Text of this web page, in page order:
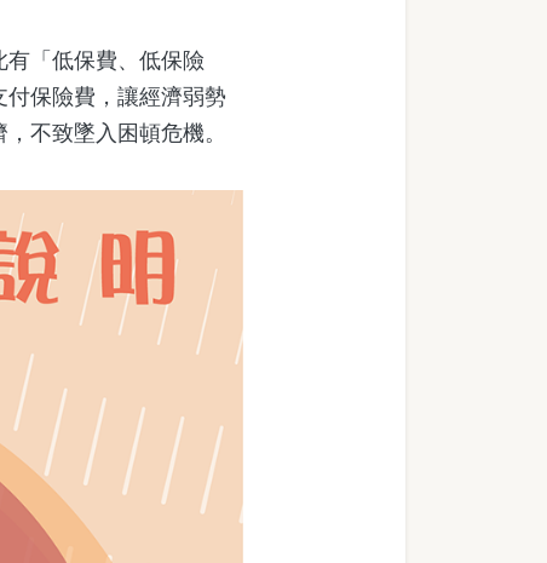
「低保費、低保險
保險費，讓經濟弱勢
不致墜入困頓危機。